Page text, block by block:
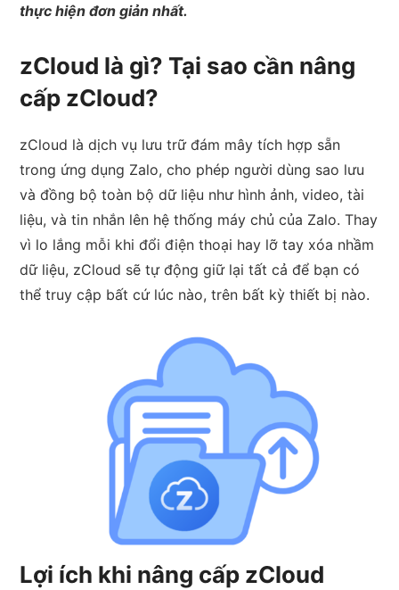
thực hiện đơn giản nhất.
zCloud là gì? Tại sao cần nâng
cấp zCloud?
zCloud là dịch vụ lưu trữ đám mây tích hợp sẵn
trong ứng dụng Zalo, cho phép người dùng sao lưu
và đồng bộ toàn bộ dữ liệu như hình ảnh, video, tài
liệu, và tin nhắn lên hệ thống máy chủ của Zalo. Thay
vì lo lắng mỗi khi đổi điện thoại hay lỡ tay xóa nhầm
dữ liệu, zCloud sẽ tự động giữ lại tất cả để bạn có
thể truy cập bất cứ lúc nào, trên bất kỳ thiết bị nào.
Lợi ích khi nâng cấp zCloud